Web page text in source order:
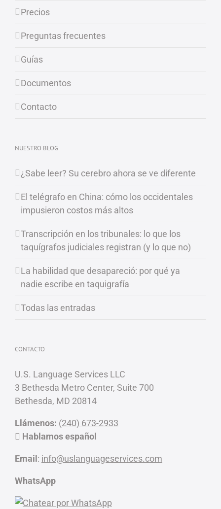
Precios
Preguntas frecuentes
Guías
Documentos
Contacto
NUESTRO BLOG
¿Sabe leer? Su cerebro ahora se ve diferente
El telégrafo en China: cómo los occidentales
impusieron costos más altos
Transcripción en los tribunales: lo que los
taquígrafos judiciales registran (y lo que no)
La habilidad que desapareció: por qué ya
nadie escribe en taquigrafía
Todas las entradas
CONTACTO
U.S. Language Services LLC
3 Bethesda Metro Center, Suite 700
Bethesda, MD 20814
Llámenos: (240) 673-2933
Hablamos español
Email: info@uslanguageservices.com
WhatsApp